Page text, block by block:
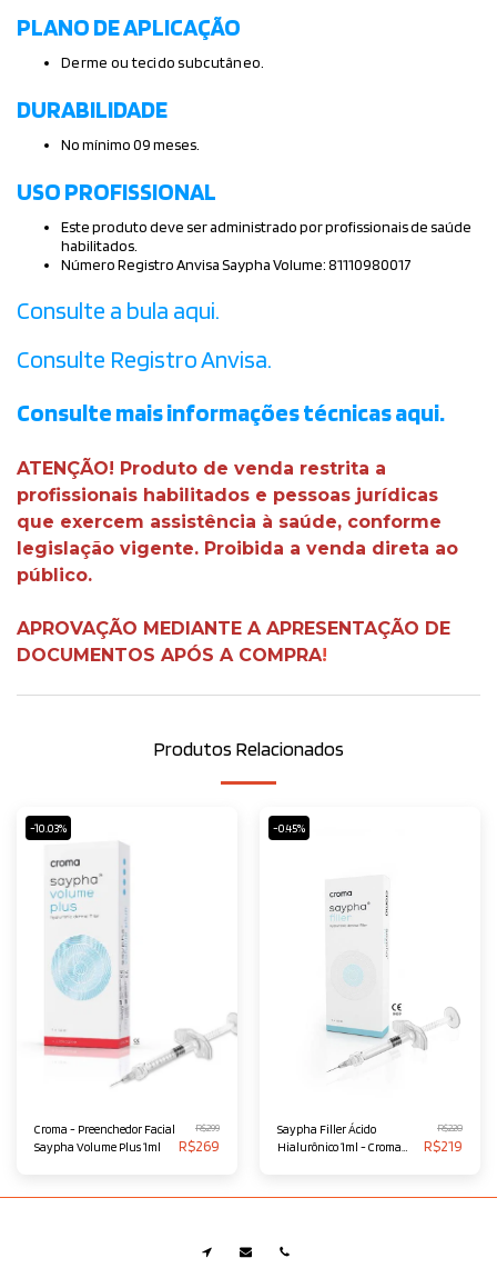
PLANO DE APLICAÇÃO
Derme ou tecido subcutâneo.
DURABILIDADE
No mínimo 09 meses.
USO PROFISSIONAL
Este produto deve ser administrado por profissionais de saúde
habilitados.
Número Registro Anvisa Saypha Volume: 81110980017
Consulte a bula aqui.
Consulte Registro Anvisa.
Consulte mais informações técnicas aqui.
ATENÇÃO! Produto de venda restrita a
profissionais habilitados e pessoas jurídicas
que exercem assistência à saúde, conforme
legislação vigente. Proibida a venda direta ao
público.
APROVAÇÃO MEDIANTE A APRESENTAÇÃO DE
DOCUMENTOS APÓS A COMPRA!
Produtos Relacionados
-10.03%
Croma - Preenchedor Facial
Saypha Volume Plus 1ml
R$299
R$269
-0.45%
Saypha Filler Ácido
Hialurônico 1ml - Croma
R$220
R$219